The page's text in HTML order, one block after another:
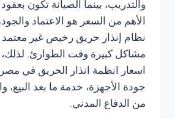
والتدريب، بينما الصيانة تكون
الأهم من السعر هو الاعتماد
نظام إنذار حريق رخيص غير معتمد
مشاكل كبيرة وقت الطوارئ. لذلك،
اسعار انظمة انذار الحريق في
جودة الأجهزة، خدمة ما بعد البيع،
من الدفاع المدني.